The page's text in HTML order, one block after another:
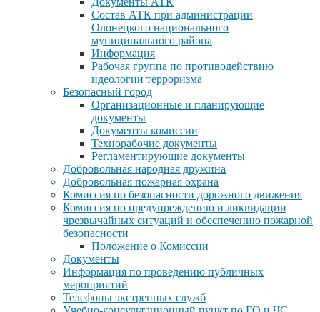
Состав АТК при администрации
Олонецкого национального
муниципального района
Информация
Рабочая группа по противодействию
идеологии терроризма
Безопасный город
Организационные и планирующие
документы
Документы комиссии
Технорабочие документы
Регламентирующие документы
Добровольная народная дружина
Добровольная пожарная охрана
Комиссия по безопасности дорожного движения
Комиссия по предупреждению и ликвидации
чрезвычайных ситуаций и обеспечению пожарной
безопасности
Положение о Комиссии
Документы
Информация по проведению публичных
мероприятий
Телефоны экстренных служб